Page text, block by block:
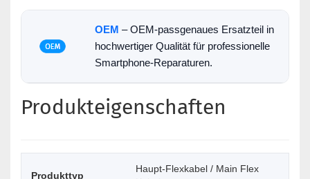
OEM – OEM-passgenaues Ersatzteil in
hochwertiger Qualität für professionelle
Smartphone-Reparaturen.
Produkteigenschaften
Produkttyp
Haupt-Flexkabel / Main Flex